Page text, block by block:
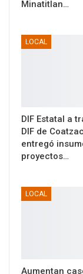
Minatitlan…
LOCAL
DIF Estatal a
DIF de
entregó
proyectos…
LOCAL
Aumentan